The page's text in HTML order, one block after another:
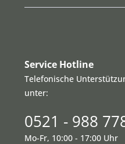
Service Hotline
Telefonische
unter:
0521 - 988
Mo-Fr, 10:00 - 17:00 Uhr